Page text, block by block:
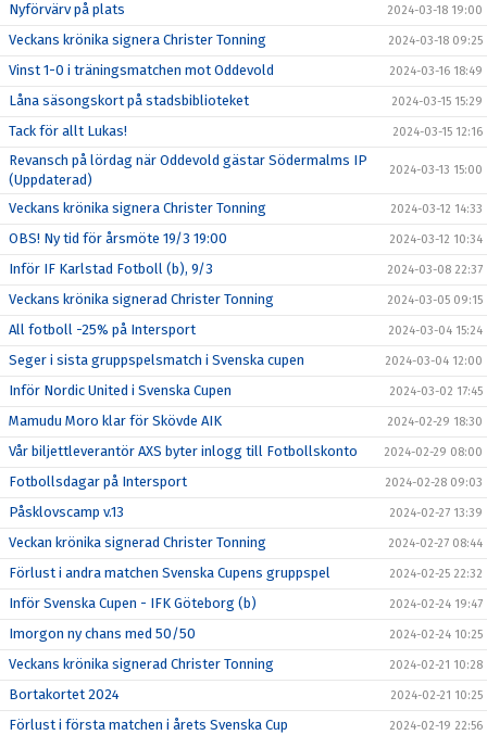
Nyförvärv på plats 2024-03-18 19:00
Veckans krönika signera Christer Tonning 2024-03-18 09:25
Vinst 1-0 i träningsmatchen mot Oddevold 2024-03-16 18:49
Låna säsongskort på stadsbiblioteket 2024-03-15 15:29
Tack för allt Lukas! 2024-03-15 12:16
Revansch på lördag när Oddevold gästar Södermalms IP
(Uppdaterad)
2024-03-13 15:00
Veckans krönika signera Christer Tonning 2024-03-12 14:33
OBS! Ny tid för årsmöte 19/3 19:00 2024-03-12 10:34
Inför IF Karlstad Fotboll (b), 9/3 2024-03-08 22:37
Veckans krönika signerad Christer Tonning 2024-03-05 09:15
All fotboll -25% på Intersport 2024-03-04 15:24
Seger i sista gruppspelsmatch i Svenska cupen 2024-03-04 12:00
Inför Nordic United i Svenska Cupen 2024-03-02 17:45
Mamudu Moro klar för Skövde AIK 2024-02-29 18:30
Vår biljettleverantör AXS byter inlogg till Fotbollskonto 2024-02-29 08:00
Fotbollsdagar på Intersport 2024-02-28 09:03
Påsklovscamp v.13 2024-02-27 13:39
Veckan krönika signerad Christer Tonning 2024-02-27 08:44
Förlust i andra matchen Svenska Cupens gruppspel 2024-02-25 22:32
Inför Svenska Cupen - IFK Göteborg (b) 2024-02-24 19:47
Imorgon ny chans med 50/50 2024-02-24 10:25
Veckans krönika signerad Christer Tonning 2024-02-21 10:28
Bortakortet 2024 2024-02-21 10:25
Förlust i första matchen i årets Svenska Cup 2024-02-19 22:56